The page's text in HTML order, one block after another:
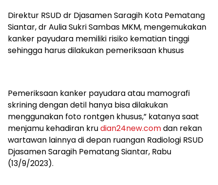
Direktur RSUD dr Djasamen Saragih Kota Pematang
Siantar, dr Aulia Sukri Sambas MKM, mengemukakan
kanker payudara memiliki risiko kematian tinggi
sehingga harus dilakukan pemeriksaan khusus
​​​​Pemeriksaan kanker payudara atau mamografi
skrining dengan detil hanya bisa dilakukan
menggunakan foto rontgen khusus,” katanya saat
menjamu kehadiran krudian24new.comdan rekan
wartawan lainnya di depan ruangan Radiologi RSUD
Djasamen Saragih Pematang Siantar, Rabu
(13/9/2023).